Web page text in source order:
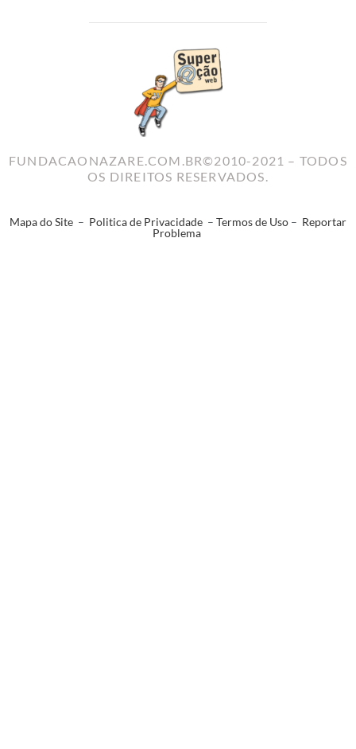
FUNDACAONAZARE.COM.BR©2010-2021 – TODOS
OS DIREITOS RESERVADOS.
Mapa do Site – Politica de Privacidade – Termos de Uso – Reportar
Problema